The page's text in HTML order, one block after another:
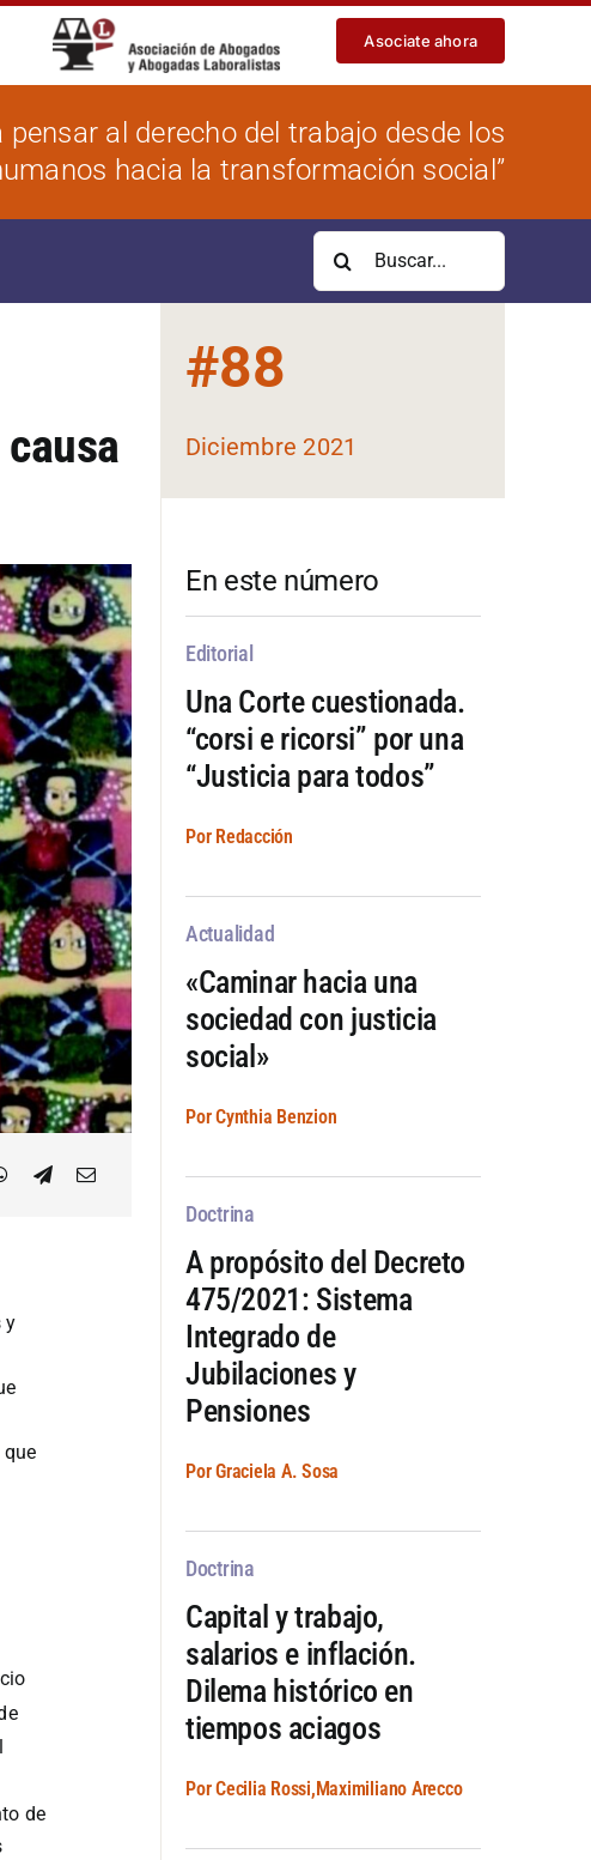
Asociate ahora
pensar al derecho del trabajo desde los
hacia la transformación social”
Buscar:
y
de
#88
Diciembre 2021
En este número
Editorial
Una Corte cuestionada.
“corsi e ricorsi” por una
“Justicia para todos”
Por Redacción
Actualidad
«Caminar hacia una
sociedad con justicia
social»
Por Cynthia Benzion
Doctrina
A propósito del Decreto
475/2021: Sistema
Integrado de
Jubilaciones y
Pensiones
Por Graciela A. Sosa
Doctrina
Capital y trabajo,
salarios e inflación.
Dilema histórico en
tiempos aciagos
Por Cecilia Rossi,Maximiliano Arecco